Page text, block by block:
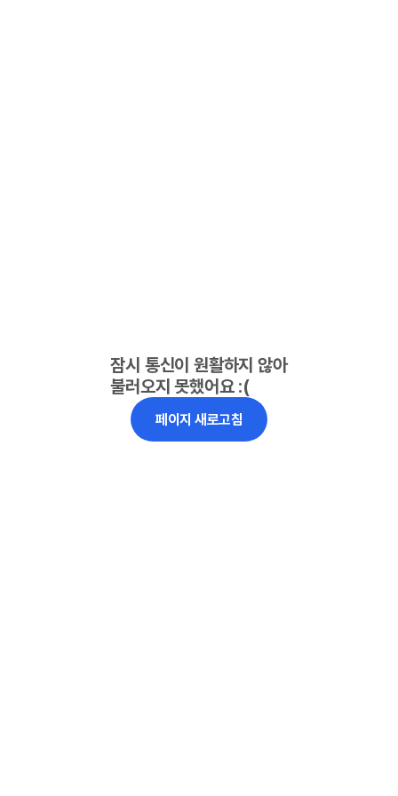
잠시 통신이 원활하지 않아
불러오지 못했어요 :(
페이지 새로고침